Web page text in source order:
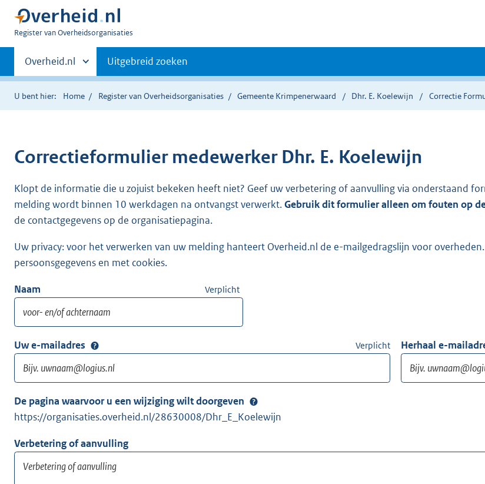
U
Register van Overheidsorganisaties
Primaire
navigatie
Andere
sites
binnen
Overheid.nl Uitgebreid zoeken
U bent hier: Home Register van Overheidsorganisaties Gemeente Krimpenerwaard Dhr. E. Koelewijn Correctie
Correctieformulier medewerker Dhr. E. Koelewijn
Klopt de informatie die u zojuist bekeken heeft niet? Geef uw verbetering of aanvulling via onderstaand
melding wordt binnen 10 werkdagen na ontvangst verwerkt.Gebruik dit formulier alleen om fouten op
de contactgegevens op de organisatiepagina.
Uw privacy: voor het verwerken van uw melding hanteert Overheid.nl de e-mailgedragslijn voor
persoonsgegevens en met cookies.
Naam Verplicht
Uw e-mailadres Verplicht Herhaal e-
De pagina waarvoor u een wijziging wilt doorgeven
https://organisaties.overheid.nl/28630008/Dhr_E_Koelewijn
Verbetering of aanvulling